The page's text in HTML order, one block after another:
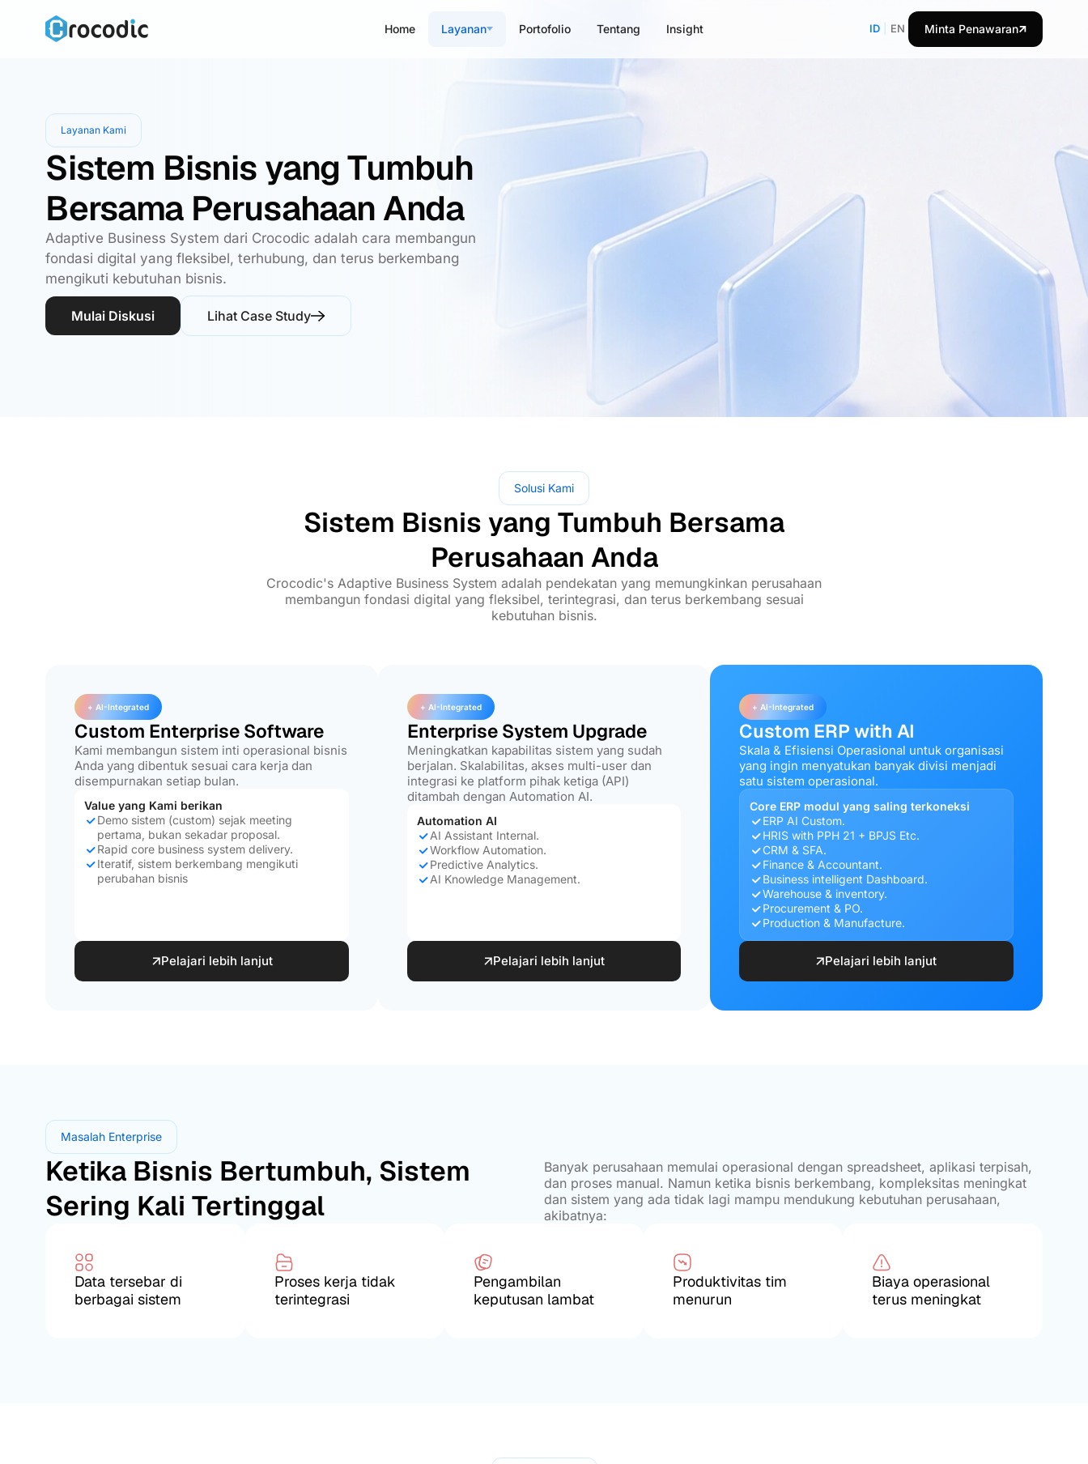
Home Layanan Portofolio Tentang Insight ID EN Minta Penawaran
Layanan Kami
Sistem Bisnis yang Tumbuh
Bersama Perusahaan Anda
Adaptive Business System dari Crocodic adalah cara membangun
fondasi digital yang fleksibel, terhubung, dan terus berkembang
mengikuti kebutuhan bisnis.
Mulai Diskusi Lihat Case Study
Solusi Kami
Sistem Bisnis yang Tumbuh Bersama
Perusahaan Anda
Crocodic's Adaptive Business System adalah pendekatan yang memungkinkan perusahaan
membangun fondasi digital yang fleksibel, terintegrasi, dan terus berkembang sesuai
kebutuhan bisnis.
+ AI-Integrated
Custom Enterprise Software
Kami membangun sistem inti operasional bisnis
Anda yang dibentuk sesuai cara kerja dan
disempurnakan setiap bulan.
Value yang Kami berikan
Demo sistem (custom) sejak meeting
pertama, bukan sekadar proposal.
Rapid core business system delivery.
Iteratif, sistem berkembang mengikuti
perubahan bisnis
Pelajari lebih lanjut
+ AI-Integrated
Enterprise System Upgrade
Meningkatkan kapabilitas sistem yang sudah
berjalan. Skalabilitas, akses multi-user dan
integrasi ke platform pihak ketiga (API)
ditambah dengan Automation AI.
Automation AI
AI Assistant Internal.
Workflow Automation.
Predictive Analytics.
AI Knowledge Management.
Pelajari lebih lanjut
+ AI-Integrated
Custom ERP with AI
Skala & Efisiensi Operasional untuk organisasi
yang ingin menyatukan banyak divisi menjadi
satu sistem operasional.
Core ERP modul yang saling terkoneksi
ERP AI Custom.
HRIS with PPH 21 + BPJS Etc.
CRM & SFA.
Finance & Accountant.
Business intelligent Dashboard.
Warehouse & inventory.
Procurement & PO.
Production & Manufacture.
Pelajari lebih lanjut
Masalah Enterprise
Ketika Bisnis Bertumbuh, Sistem
Sering Kali Tertinggal
Banyak perusahaan memulai operasional dengan spreadsheet, aplikasi terpisah,
dan proses manual. Namun ketika bisnis berkembang, kompleksitas meningkat
dan sistem yang ada tidak lagi mampu mendukung kebutuhan perusahaan,
akibatnya:
Data tersebar di
berbagai sistem
Proses kerja tidak
terintegrasi
Pengambilan
keputusan lambat
Produktivitas tim
menurun
Biaya operasional
terus meningkat